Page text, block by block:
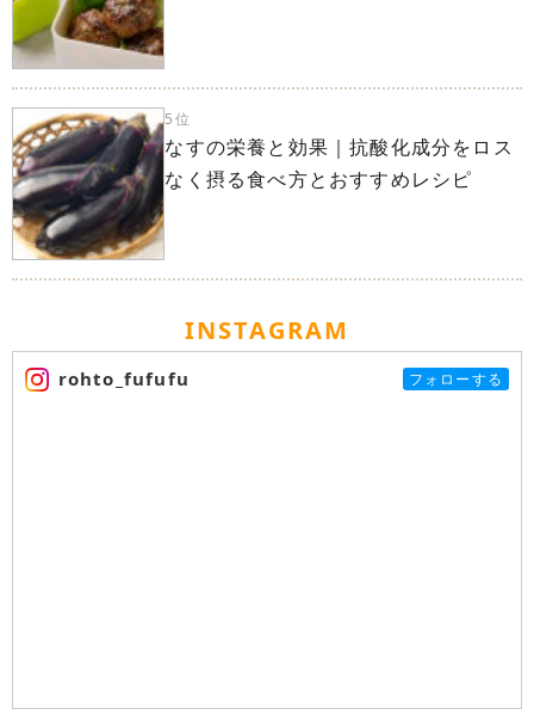
5位
なすの栄養と効果｜抗酸化成分をロス
なく摂る食べ方とおすすめレシピ
INSTAGRAM
rohto_fufufu フォローする